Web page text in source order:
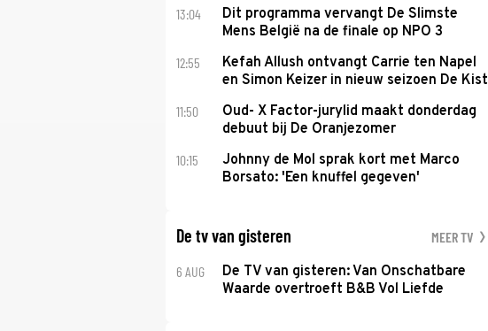
13:04
Dit programma vervangt De Slimste
Mens België na de finale op NPO 3
12:55
Kefah Allush ontvangt Carrie ten Napel
en Simon Keizer in nieuw seizoen De Kist
11:50
Oud- X Factor-jurylid maakt donderdag
debuut bij De Oranjezomer
10:15
Johnny de Mol sprak kort met Marco
Borsato: 'Een knuffel gegeven'
De tv van gisteren MEER TV
6 AUG
De TV van gisteren: Van Onschatbare
Waarde overtroeft B&B Vol Liefde